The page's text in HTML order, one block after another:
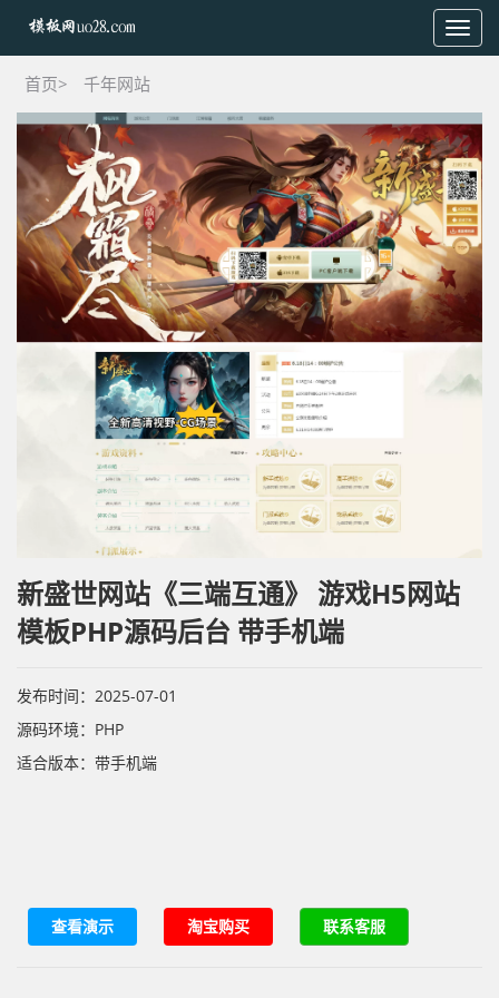
首页> 千年网站
新盛世网站《三端互通》 游戏H5网站
模板PHP源码后台 带手机端
发布时间：2025-07-01
源码环境：PHP
适合版本：带手机端
查看演示 淘宝购买 联系客服